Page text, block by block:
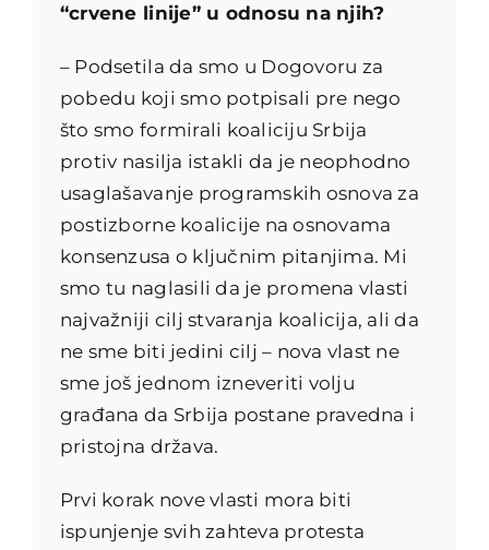
“crvene linije” u odnosu na njih?
– Podsetila da smo u Dogovoru za
pobedu koji smo potpisali pre nego
što smo formirali koaliciju Srbija
protiv nasilja istakli da je neophodno
usaglašavanje programskih osnova za
postizborne koalicije na osnovama
konsenzusa o ključnim pitanjima. Mi
smo tu naglasili da je promena vlasti
najvažniji cilj stvaranja koalicija, ali da
ne sme biti jedini cilj – nova vlast ne
sme još jednom izneveriti volju
građana da Srbija postane pravedna i
pristojna država.
Prvi korak nove vlasti mora biti
ispunjenje svih zahteva protesta